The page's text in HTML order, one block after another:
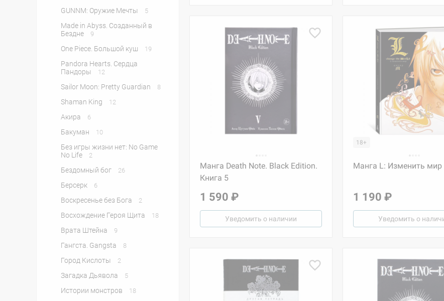
GUNNM: Оружие Мечты 5
Made in Abyss. Созданный в
Бездне
9
One Piece. Большой куш 19
Pandora Hearts. Сердца
Пандоры
12
Sailor Moon: Pretty Guardian 8
Shaman King 12
Акира 6
Бакуман 10
Без игры жизни нет: No Game
No Life
2
Бездомный бог 26
Берсерк 6
Воскресенье без Бога 2
Восхождение Героя Щита 18
Врата Штейна 9
Гангста. Gangsta 8
Город Кислоты 2
Загадка Дьявола 5
Истории монстров 18
Манга Death Note. Black Edition.
Книга 5
1 590 ₽
Уведомить о наличии
18+
Манга L: Изменить мир
1 190 ₽
Уведомить о